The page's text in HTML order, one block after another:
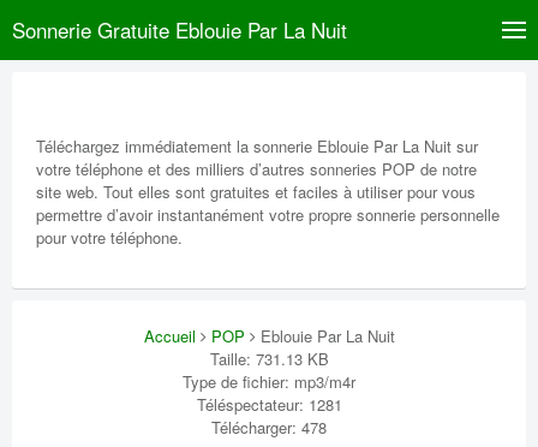
Sonnerie Gratuite Eblouie Par La Nuit
Téléchargez immédiatement la sonnerie Eblouie Par La Nuit sur
votre téléphone et des milliers d’autres sonneries POP de notre
site web. Tout elles sont gratuites et faciles à utiliser pour vous
permettre d’avoir instantanément votre propre sonnerie personnelle
pour votre téléphone.
Accueil POP
Eblouie Par La Nuit
Taille: 731.13 KB
Type de fichier: mp3/m4r
Téléspectateur: 1281
Télécharger: 478